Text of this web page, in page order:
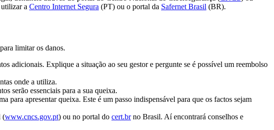
a Centro Internet Segura (PT) ou o portal da Safernet Brasil (BR).
limitar os danos.
adicionais. Explique a situação ao seu gestor e pergunte se é possível um reembolso
onde a utiliza.
serão essenciais para a sua queixa.
apresentar queixa. Este é um passo indispensável para que os factos sejam
(www.cncs.gov.pt) ou no portal do cert.brno Brasil. Aí encontrará conselhos e